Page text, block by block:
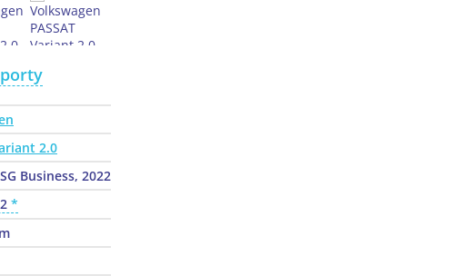
2.0
Business, 2022